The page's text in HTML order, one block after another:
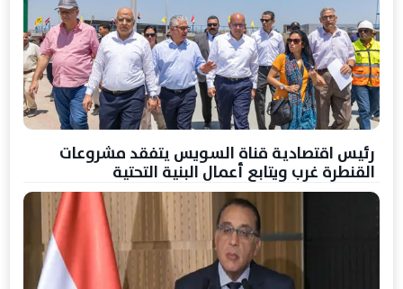
رئيس اقتصادية قناة السويس يتفقد مشروعات
القنطرة غرب ويتابع أعمال البنية التحتية